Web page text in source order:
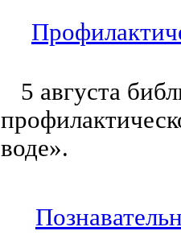
5 августа
воде».